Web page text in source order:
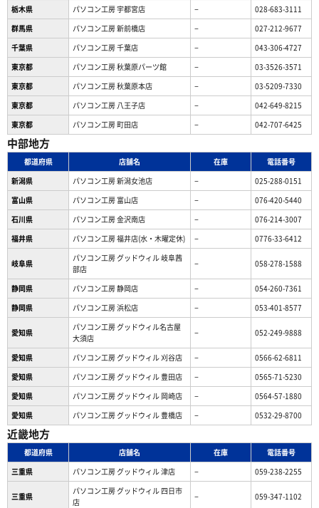
栃木県
パソコン工房 宇都宮店 −
028-683-3111
群馬県
パソコン工房 新前橋店 −
027-212-9677
千葉県
パソコン工房 千葉店 −
043-306-4727
東京都
パソコン工房 秋葉原パーツ館 −
03-3526-3571
東京都
パソコン工房 秋葉原本店 −
03-5209-7330
東京都
パソコン工房 八王子店 −
042-649-8215
東京都
パソコン工房 町田店 − 042-707-6425
中部地方
都道府県 店舗名 在庫
電話番号
新潟県
パソコン工房 新潟女池店 −
025-288-0151
富山県
パソコン工房 富山店 −
076-420-5440
石川県
パソコン工房 金沢南店 −
076-214-3007
福井県
パソコン工房 福井店(水・木曜定休) − 0776-33-6412
岐阜県
パソコン工房 グッドウィル 岐阜茜
部店
− 058-278-1588
静岡県 パソコン工房 静岡店 −
054-260-7361
静岡県
パソコン工房 浜松店 − 053-401-8577
愛知県
パソコン工房 グッドウィル名古屋
大須店
− 052-249-9888
愛知県 パソコン工房 グッドウィル 刈谷店 −
0566-62-6811
愛知県
パソコン工房 グッドウィル 豊田店 −
0565-71-5230
愛知県
パソコン工房 グッドウィル 岡崎店 −
0564-57-1880
愛知県
パソコン工房 グッドウィル 豊橋店 − 0532-29-8700
近畿地方
都道府県 店舗名 在庫
電話番号
三重県
パソコン工房 グッドウィル 津店 − 059-238-2255
三重県
パソコン工房 グッドウィル 四日市
店
− 059-347-1102